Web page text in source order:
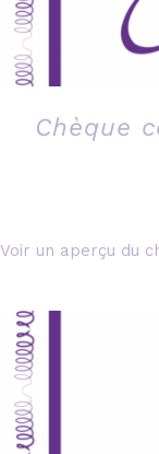
Chèque
Voir un aperçu du